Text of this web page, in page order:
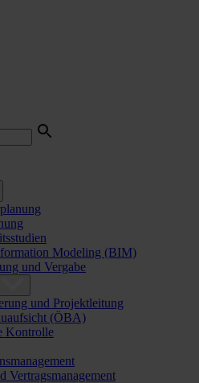
Modeling (BIM)
und Vergabe
und Projektleitung
(ÖBA)
Kontrolle
Vertragsmanagement